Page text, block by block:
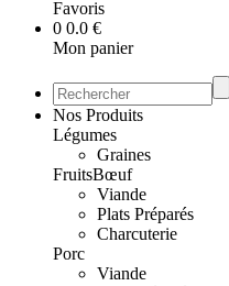
Favoris
0 0.0 €
Mon panier
Nos Produits
Légumes
Graines
FruitsBœuf
Viande
Plats Préparés
Charcuterie
Porc
Viande